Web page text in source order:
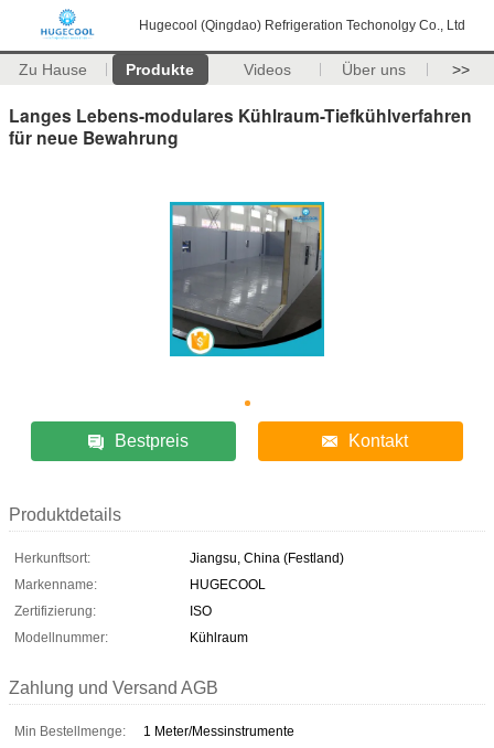
Hugecool (Qingdao) Refrigeration Techonolgy Co., Ltd
Zu Hause Produkte Videos Über uns >>
Langes Lebens-modulares Kühlraum-Tiefkühlverfahren
für neue Bewahrung
Bestpreis Kontakt
Produktdetails
Herkunftsort:
Jiangsu, China (Festland)
Markenname:
HUGECOOL
Zertifizierung:
ISO
Modellnummer:
Kühlraum
Zahlung und Versand AGB
Min Bestellmenge:
1 Meter/Messinstrumente